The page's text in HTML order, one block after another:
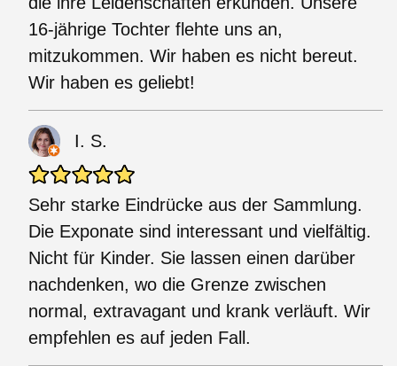
16-jährige Tochter flehte uns an,
mitzukommen. Wir haben es nicht bereut.
Wir haben es geliebt!
I. S.
Sehr starke Eindrücke aus der Sammlung.
Die Exponate sind interessant und vielfältig.
Nicht für Kinder. Sie lassen einen darüber
nachdenken, wo die Grenze zwischen
normal, extravagant und krank verläuft. Wir
empfehlen es auf jeden Fall.